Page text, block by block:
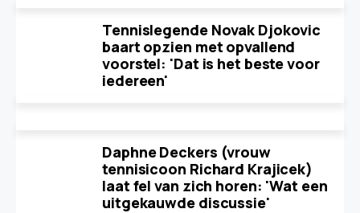
Tennislegende Novak Djokovic
baart opzien met opvallend
voorstel: 'Dat is het beste voor
iedereen'
Daphne Deckers (vrouw
tennisicoon Richard Krajicek)
laat fel van zich horen: 'Wat een
uitgekauwde discussie'